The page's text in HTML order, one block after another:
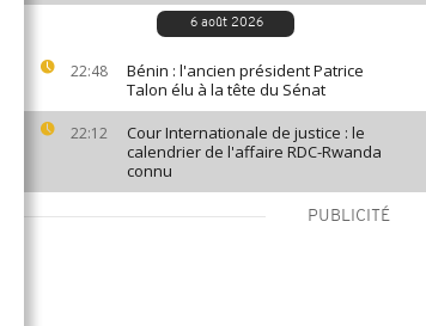
6 août 2026
22:48
Bénin : l'ancien président Patrice
Talon élu à la tête du Sénat
22:12
Cour Internationale de justice : le
calendrier de l'affaire RDC-Rwanda
connu
PUBLICITÉ